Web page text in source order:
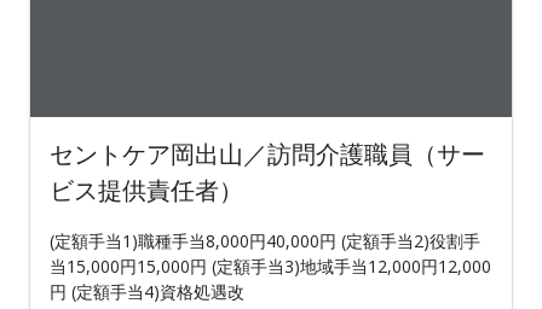
セントケア岡出山／訪問介護職員（サー
ビス提供責任者）
(定額手当1)職種手当8,000円40,000円 (定額手当2)役割手
当15,000円15,000円 (定額手当3)地域手当12,000円12,000
円 (定額手当4)資格処遇改